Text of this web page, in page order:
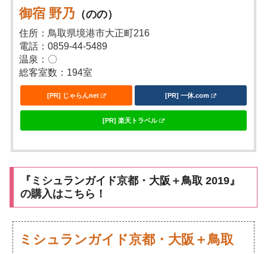
御宿 野乃 （のの）
住所：鳥取県境港市大正町216
電話：0859-44-5489
温泉：〇
総客室数：194室
[PR] じゃらんnet [PR] 一休.com
[PR] 楽天トラベル
『ミシュランガイド京都・大阪＋鳥取 2019』
の購入はこちら！
ミシュランガイド京都・大阪＋鳥取